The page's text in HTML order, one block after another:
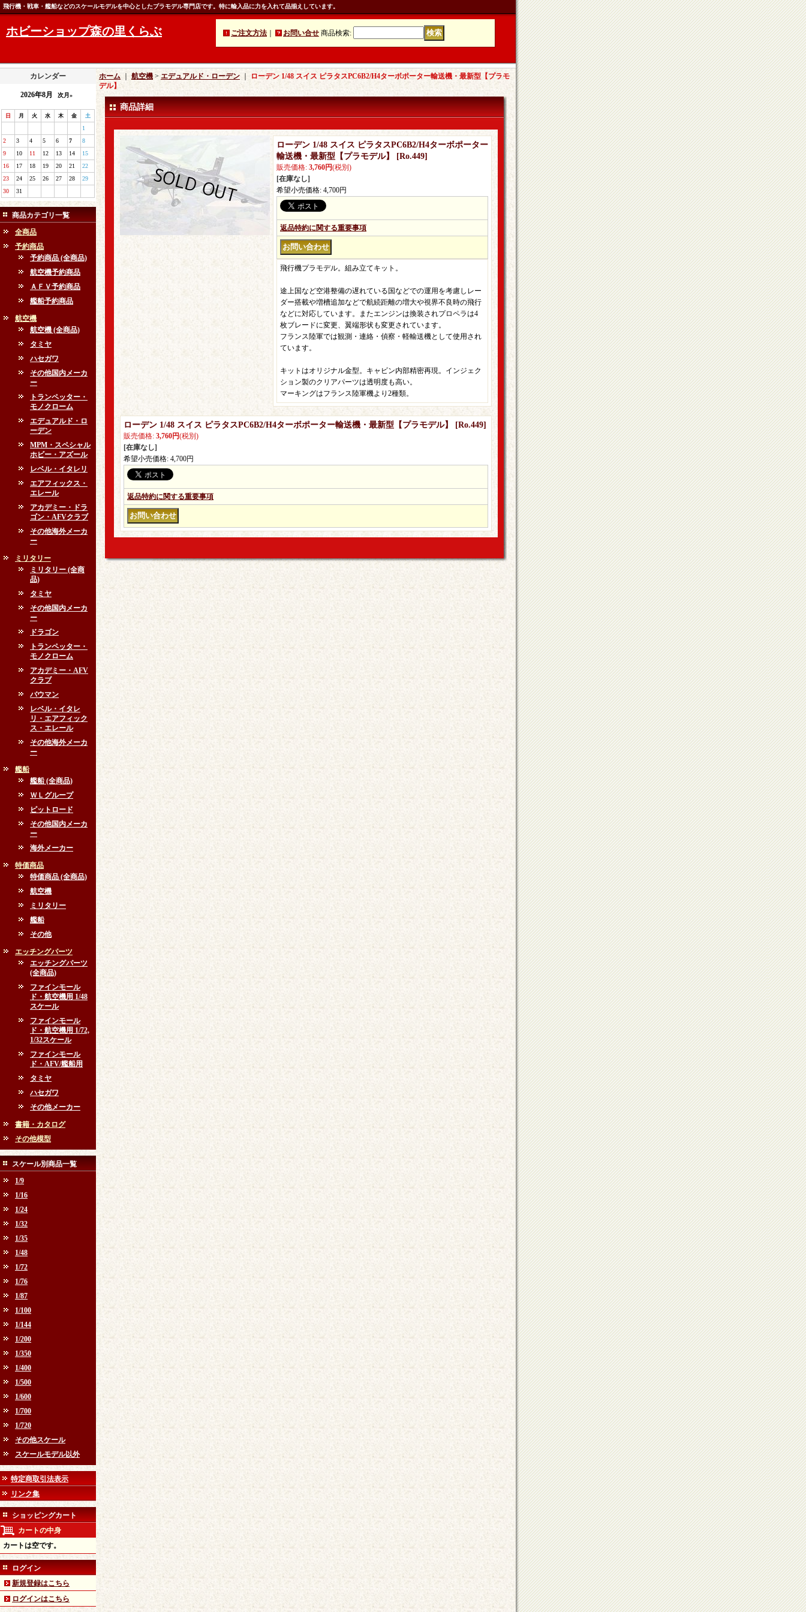
飛行機・戦車・艦船などのスケールモデルを中心としたプラモデル専門店です。特に輸入品に力を入れて品揃えしています。
ホビーショップ森の里くらぶ ご注文方法 お問い合せ 商品検索:
カレンダー
2026年8月 次月»
日 月 火 水 木 金 土
1
2
3 4 5 6 7
8
9
10 11 12 13 14
15
16
17 18 19 20 21
22
23
24 25 26 27 28
29
30
31
商品カテゴリ一覧
全商品
予約商品
予約商品 (全商品)
航空機予約商品
ＡＦＶ予約商品
艦船予約商品
航空機
航空機 (全商品)
タミヤ
ハセガワ
その他国内メーカ
ー
トランペッター・
モノクローム
エデュアルド・ロ
ーデン
MPM・スペシャル
ホビー・アズール
レベル・イタレリ
エアフィックス・
エレール
アカデミー・ドラ
ゴン・AFVクラブ
その他海外メーカ
ー
ミリタリー
ミリタリー (全商
品)
タミヤ
その他国内メーカ
ー
ドラゴン
トランペッター・
モノクローム
アカデミー・AFV
クラブ
バウマン
レベル・イタレ
リ・エアフィック
ス・エレール
その他海外メーカ
ー
艦船
艦船 (全商品)
ＷＬグループ
ピットロード
その他国内メーカ
ー
海外メーカー
特価商品
特価商品 (全商品)
航空機
ミリタリー
艦船
その他
エッチングパーツ
エッチングパーツ
(全商品)
ファインモール
ド・航空機用 1/48
スケール
ファインモール
ド・航空機用 1/72,
1/32スケール
ファインモール
ド・AFV/艦船用
タミヤ
ハセガワ
その他メーカー
書籍・カタログ
その他模型
スケール別商品一覧
1/9
1/16
1/24
1/32
1/35
1/48
1/72
1/76
1/87
1/100
1/144
1/200
1/350
1/400
1/500
1/600
1/700
1/720
その他スケール
スケールモデル以外
特定商取引法表示
リンク集
ショッピングカート
カートの中身
カートは空です。
ログイン
新規登録はこちら
ログインはこちら
ホーム 航空機 > エデュアルド・ローデン
ローデン 1/48 スイス ピラタスPC6B2/H4ターボポーター輸送機・最新型【プラモ
デル】
商品詳細
ローデン 1/48 スイス ピラタスPC6B2/H4ターボポーター
輸送機・最新型【プラモデル】
[Ro.449]
販売価格: 3,760円(税別)
[在庫なし]
希望小売価格: 4,700円
返品特約に関する重要事項
飛行機プラモデル。組み立てキット。
途上国など空港整備の遅れている国などでの運用を考慮しレー
ダー搭載や増槽追加などで航続距離の増大や視界不良時の飛行
などに対応しています。またエンジンは換装されプロペラは4
枚ブレードに変更、翼端形状も変更されています。
フランス陸軍では観測・連絡・偵察・軽輸送機として使用され
ています。
キットはオリジナル金型。キャビン内部精密再現。インジェク
ション製のクリアパーツは透明度も高い。
マーキングはフランス陸軍機より2種類。
ローデン 1/48 スイス ピラタスPC6B2/H4ターボポーター輸送機・最新型【プラモデル】 [Ro.449]
販売価格: 3,760円(税別)
[在庫なし]
希望小売価格: 4,700円
返品特約に関する重要事項